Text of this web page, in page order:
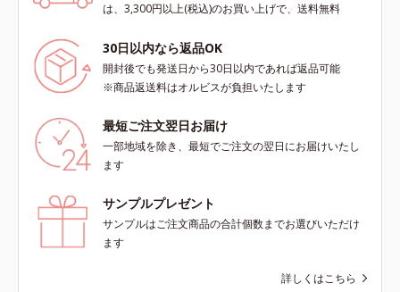
は、3,300円以上(税込)のお買い上げで、送料無料
30日以内なら返品OK
開封後でも発送日から30日以内であれば返品可能
※商品返送料はオルビスが負担いたします
最短ご注文翌日お届け
一部地域を除き、最短でご注文の翌日にお届けいたし
ます
サンプルプレゼント
サンプルはご注文商品の合計個数までお選びいただけ
ます
詳しくはこちら